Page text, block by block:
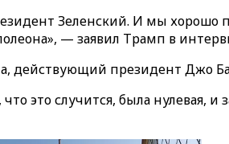
Зеленский. И мы хорошо
— заявил Трамп в
действующий президент Джо
что это случится, была